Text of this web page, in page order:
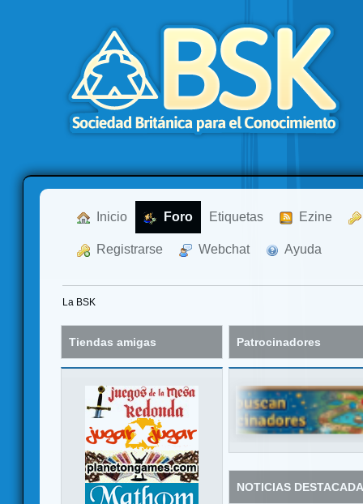
Inicio Foro Etiquetas Ezine
Registrarse Webchat Ayuda
La BSK
Tiendas amigas Patrocinadores
NOTICIAS